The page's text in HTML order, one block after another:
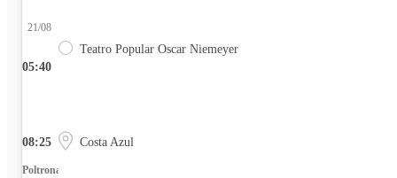
05:40
21/08
Teatro Popular Oscar Niemeyer
08:25 Costa Azul
Poltrona